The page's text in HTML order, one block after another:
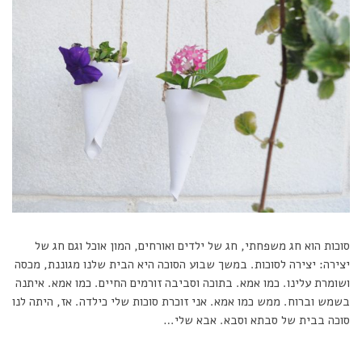
סוכות הוא חג משפחתי, חג של ילדים ואורחים, המון אוכל וגם חג של
יצירה: יצירה לסוכות. במשך שבוע הסוכה היא הבית שלנו מגוננת, מכסה
ושומרת עלינו. כמו אמא. בתוכה וסביבה זורמים החיים. כמו אמא. איתנה
בשמש וברוח. ממש כמו אמא. אני זוכרת סוכות שלי כילדה. אז, היתה לנו
סוכה בבית של סבתא וסבא. אבא שלי…